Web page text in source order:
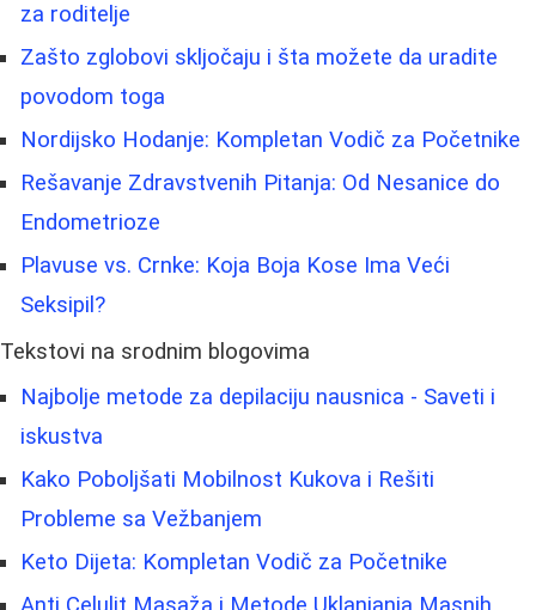
za roditelje
Zašto zglobovi skljočaju i šta možete da uradite
povodom toga
Nordijsko Hodanje: Kompletan Vodič za Početnike
Rešavanje Zdravstvenih Pitanja: Od Nesanice do
Endometrioze
Plavuse vs. Crnke: Koja Boja Kose Ima Veći
Seksipil?
Tekstovi na srodnim blogovima
Najbolje metode za depilaciju nausnica - Saveti i
iskustva
Kako Poboljšati Mobilnost Kukova i Rešiti
Probleme sa Vežbanjem
Keto Dijeta: Kompletan Vodič za Početnike